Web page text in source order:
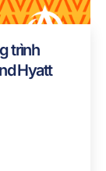
trình
Hyatt